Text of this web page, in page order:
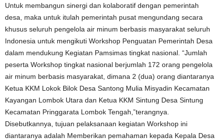
Untuk membangun sinergi dan kolaboratif dengan pemerintah
desa, maka untuk itulah pemerintah pusat mengundang secara
khusus seluruh pengelola air minum berbasis masyarakat seluruh
Indonesia untuk mengikuti Workshop Penguatan Pemerintah Desa
dalam mendukung Kegiatan Pamsimas tingkat nasional. “Jumlah
peserta Workshop tingkat nasional berjumlah 172 orang pengelola
air minum berbasis masyarakat, dimana 2 (dua) orang diantaranya
Ketua KKM Lokok Bilok Desa Santong Mulia Misyadin Kecamatan
Kayangan Lombok Utara dan Ketua KKM Sintung Desa Sintung
Kecamatan Pringgarata Lombok Tengah,”terangnya.
Disebutkannya, tujuan pelaksanaan kegiatan Workshop ini
diantaranya adalah Memberikan pemahaman kepada Kepala Desa